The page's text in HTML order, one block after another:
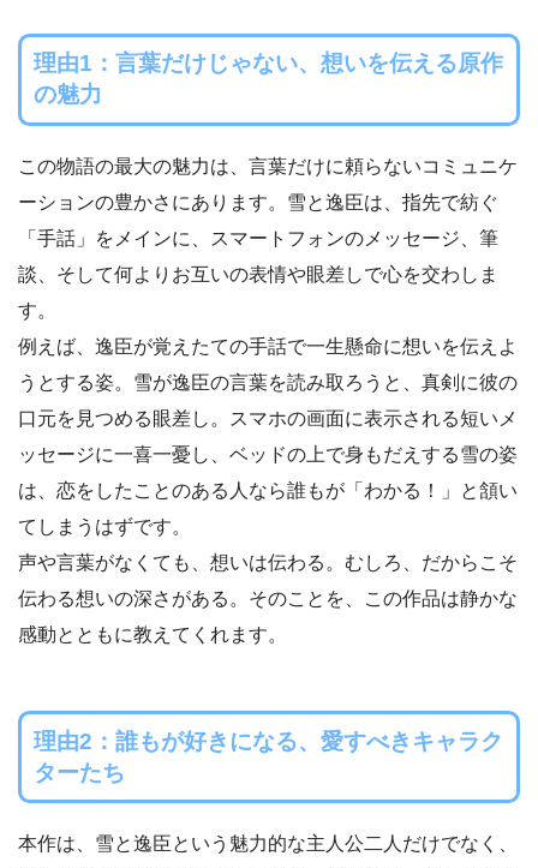
理由1：言葉だけじゃない、想いを伝える原作
の魅力
この物語の最大の魅力は、言葉だけに頼らないコミュニケ
ーションの豊かさにあります。雪と逸臣は、指先で紡ぐ
「手話」をメインに、スマートフォンのメッセージ、筆
談、そして何よりお互いの表情や眼差しで心を交わしま
す。
例えば、逸臣が覚えたての手話で一生懸命に想いを伝えよ
うとする姿。雪が逸臣の言葉を読み取ろうと、真剣に彼の
口元を見つめる眼差し。スマホの画面に表示される短いメ
ッセージに一喜一憂し、ベッドの上で身もだえする雪の姿
は、恋をしたことのある人なら誰もが「わかる！」と頷い
てしまうはずです。
声や言葉がなくても、想いは伝わる。むしろ、だからこそ
伝わる想いの深さがある。そのことを、この作品は静かな
感動とともに教えてくれます。
理由2：誰もが好きになる、愛すべきキャラク
ターたち
本作は、雪と逸臣という魅力的な主人公二人だけでなく、